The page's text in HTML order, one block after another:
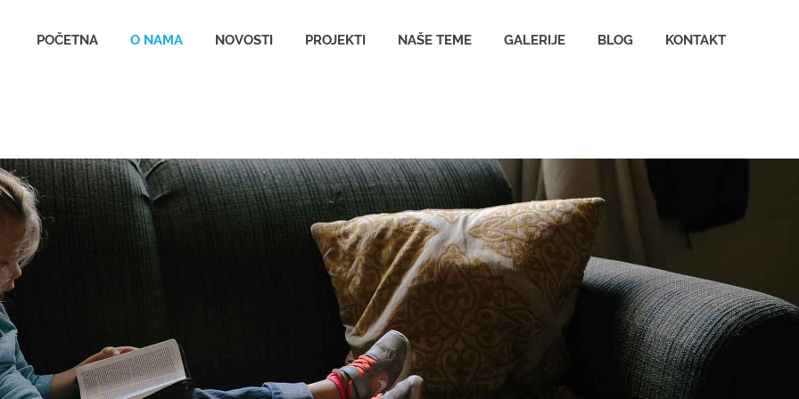
udruzenjeana.org.rs
POČETNA O NAMA NOVOSTI PROJEKTI NAŠE TEME GALERIJE BLOG KONTAKT